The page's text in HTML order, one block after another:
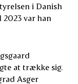
i Danish
2023 var han
at trække sig.
Asger